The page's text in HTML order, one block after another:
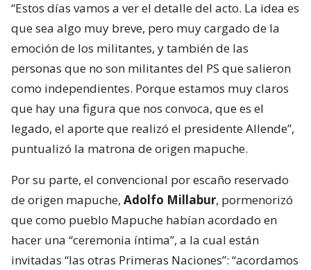
“Estos días vamos a ver el detalle del acto. La idea es
que sea algo muy breve, pero muy cargado de la
emoción de los militantes, y también de las
personas que no son militantes del PS que salieron
como independientes. Porque estamos muy claros
que hay una figura que nos convoca, que es el
legado, el aporte que realizó el presidente Allende”,
puntualizó la matrona de origen mapuche.
Por su parte, el convencional por escaño reservado
de origen mapuche, Adolfo Millabur, pormenorizó
que como pueblo Mapuche habían acordado en
hacer una “ceremonia íntima”, a la cual están
invitadas “las otras Primeras Naciones”: “acordamos